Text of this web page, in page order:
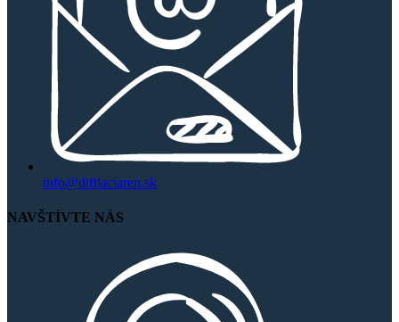
info@dtftlaciaren.sk
NAVŠTÍVTE NÁS